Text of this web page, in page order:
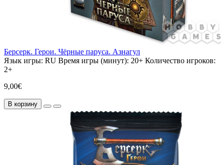
Берсерк. Герои. Чёрные паруса. Азнагул
Язык игры: RU Время игры (минут): 20+ Количество игроков:
2+
9,00€
В корзину